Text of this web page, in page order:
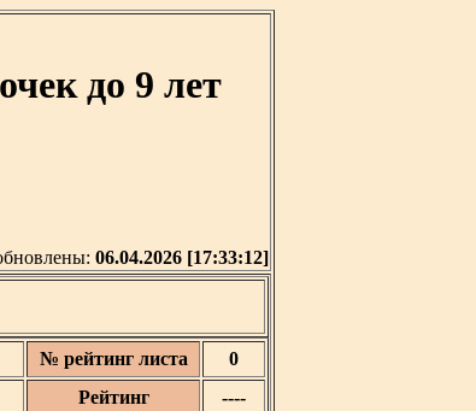
до 9 лет
06.04.2026 [17:33:12]
№ рейтинг листа
0
Рейтинг
----